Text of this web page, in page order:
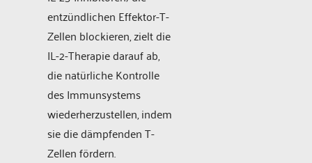
entzündlichen Effektor-T-
Zellen blockieren, zielt die
IL-2-Therapie darauf ab,
die natürliche Kontrolle
des Immunsystems
wiederherzustellen, indem
sie die dämpfenden T-
Zellen fördern.